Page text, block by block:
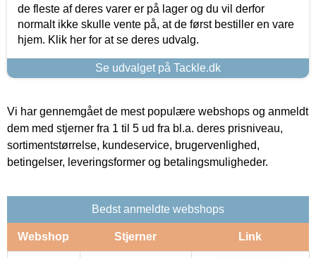
de fleste af deres varer er på lager og du vil derfor
normalt ikke skulle vente på, at de først bestiller en vare
hjem. Klik her for at se deres udvalg.
Se udvalget på Tackle.dk
Vi har gennemgået de mest populære webshops og anmeldt
dem med stjerner fra 1 til 5 ud fra bl.a. deres prisniveau,
sortimentstørrelse, kundeservice, brugervenlighed,
betingelser, leveringsformer og betalingsmuligheder.
Bedst anmeldte webshops
Webshop Stjerner Link